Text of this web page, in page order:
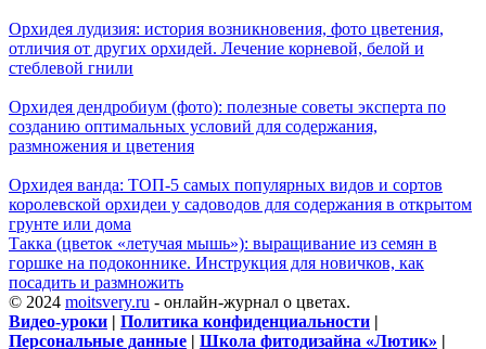
Орхидея лудизия: история возникновения, фото цветения,
отличия от других орхидей. Лечение корневой, белой и
стеблевой гнили
Орхидея дендробиум (фото): полезные советы эксперта по
созданию оптимальных условий для содержания,
размножения и цветения
Орхидея ванда: ТОП-5 самых популярных видов и сортов
королевской орхидеи у садоводов для содержания в открытом
грунте или дома
Такка (цветок «летучая мышь»): выращивание из семян в
горшке на подоконнике. Инструкция для новичков, как
посадить и размножить
© 2024 moitsvery.ru - онлайн-журнал о цветах.
Видео-уроки | Политика конфиденциальности |
Персональные данные | Школа фитодизайна «Лютик» |